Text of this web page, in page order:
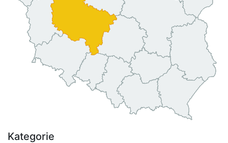
Kategorie